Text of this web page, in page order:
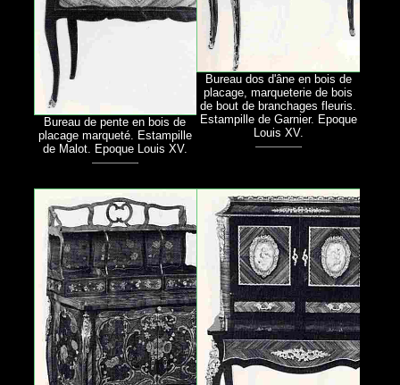
Bureau de pente en bois de
placage marqueté. Estampille
de Malot. Epoque Louis XV.
Bureau dos d'âne en bois de
placage, marqueterie de bois
de bout de branchages fleuris.
Estampille de Garnier. Epoque
Louis XV.